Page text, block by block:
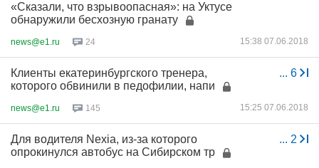
«Сказали, что взрывоопасная»: на Уктусе
обнаружили бесхозную гранату
news@e1.ru 24 15:38 07.06.2018
... 6
Клиенты екатеринбургского тренера,
которого обвинили в педофилии, напи
news@e1.ru 145 15:25 07.06.2018
... 2
Для водителя Nexia, из-за которого
опрокинулся автобус на Сибирском тр